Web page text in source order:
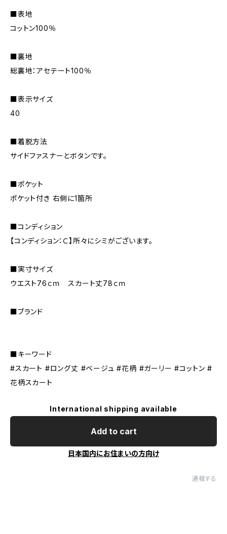
■表地
コットン100％
■裏地
総裏地：アセテート100％
■表示サイズ
40
■着脱方法
サイドファスナーとボタンです。
■ポケット
ポケット付き 右側に1箇所
■コンディション
【コンディション：Ｃ】所々にシミがございます。
■実寸サイズ
ウエスト76ｃｍ スカート丈78ｃｍ
■ブランド
■キーワード
#スカート #ロング丈 #ベージュ #花柄 #ガーリー #コットン #
花柄スカート
International shipping available
Add to cart
日本国内にお住まいの方向け
通報する